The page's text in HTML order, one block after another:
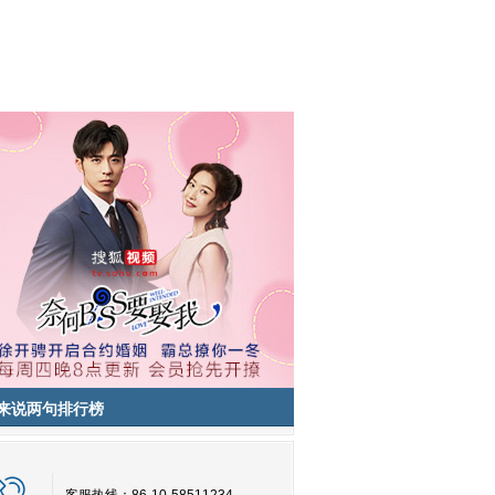
说两句排行榜